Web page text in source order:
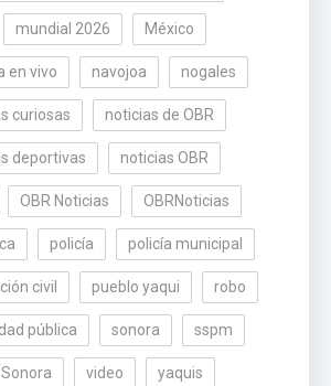
mundial 2026 México
en vivo navojoa nogales
curiosas noticias de OBR
deportivas noticias OBR
OBR Noticias OBRNoticias
policía policía municipal
civil pueblo yaqui robo
pública sonora sspm
video yaquis